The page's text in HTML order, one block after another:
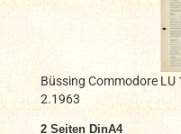
Büssing Commodore
2.1963
2 Seiten DinA4